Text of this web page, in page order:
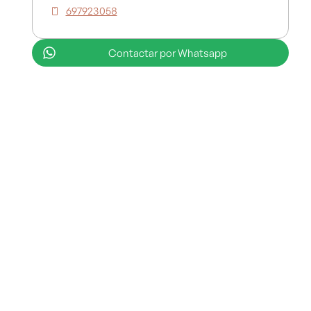
697923058
Contactar por Whatsapp